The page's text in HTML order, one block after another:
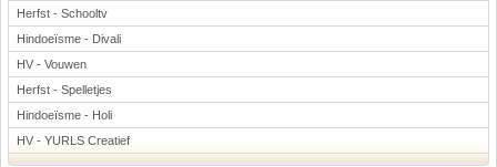
Herfst - Schooltv
Hindoeïsme - Divali
HV - Vouwen
Herfst - Spelletjes
Hindoeïsme - Holi
HV - YURLS Creatief